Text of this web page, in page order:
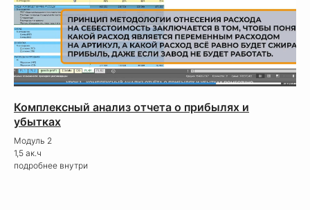
Комплексный анализ отчета о прибылях и
убытках
Модуль 2
1,5 ак.ч
подробнее внутри